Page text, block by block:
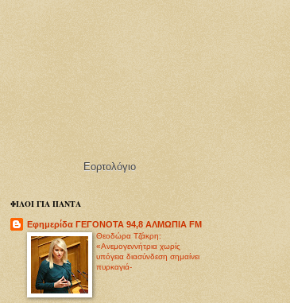
Εορτολόγιο
ΦΙΛΟΙ ΓΙΑ ΠΑΝΤΑ
Εφημερίδα ΓΕΓΟΝΟΤΑ 94,8 ΑΛΜΩΠΙΑ FM
Θεοδώρα Τζάκρη:
«Ανεμογεννήτρια χωρίς
υπόγεια διασύνδεση σημαίνει
πυρκαγιά-